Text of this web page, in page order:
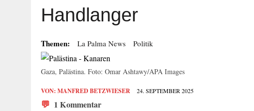
Handlanger
Themen: La Palma News Politik
Gaza, Palästina. Foto: Omar Ashtawy/APA Images
VON: MANFRED BETZWIESER 24. SEPTEMBER 2025
💬 1 Kommentar